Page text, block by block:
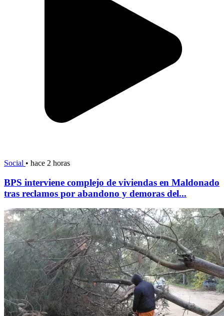
Social • hace 2 horas
BPS interviene complejo de viviendas en Maldonado
tras reclamos por abandono y demoras del...